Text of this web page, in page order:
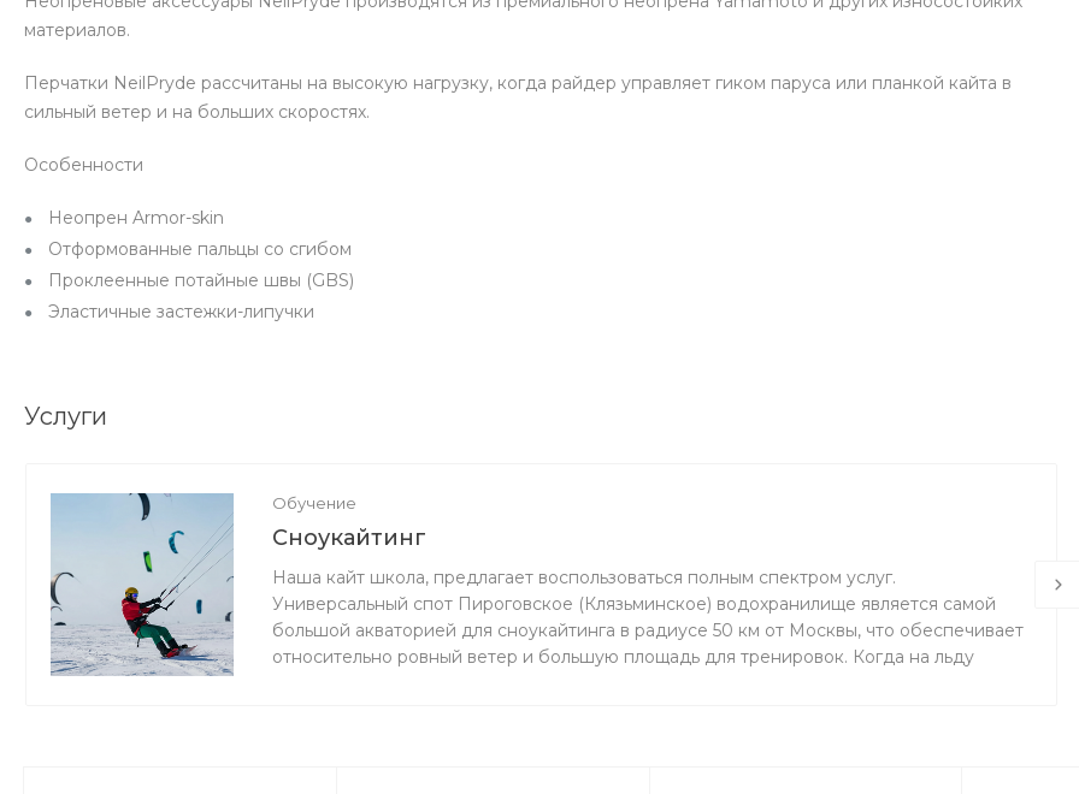
материалов.
Перчатки NeilPryde рассчитаны на высокую нагрузку, когда райдер управляет гиком паруса или планкой кайта в
сильный ветер и на больших скоростях.
Особенности
Неопрен Armor-skin
Отформованные пальцы со сгибом
Проклеенные потайные швы (GBS)
Эластичные застежки-липучки
Услуги
Обучение
Сноукайтинг
Наша кайт школа, предлагает воспользоваться полным спектром услуг.
Универсальный спот Пироговское (Клязьминское) водохранилище является самой
большой акваторией для сноукайтинга в радиусе 50 км от Москвы, что обеспечивает
относительно ровный ветер и большую площадь для тренировок. Когда на льду